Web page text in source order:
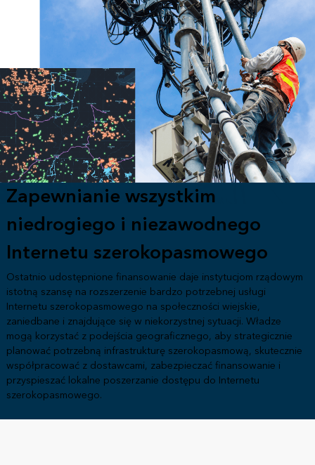
Zapewnianie wszystkim
niedrogiego i niezawodnego
Internetu szerokopasmowego
Ostatnio udostępnione finansowanie daje instytucjom rządowym
istotną szansę na rozszerzenie bardzo potrzebnej usługi
Internetu szerokopasmowego na społeczności wiejskie,
zaniedbane i znajdujące się w niekorzystnej sytuacji. Władze
mogą korzystać z podejścia geograficznego, aby strategicznie
planować potrzebną infrastrukturę szerokopasmową, skutecznie
współpracować z dostawcami, zabezpieczać finansowanie i
przyspieszać lokalne poszerzanie dostępu do Internetu
szerokopasmowego.